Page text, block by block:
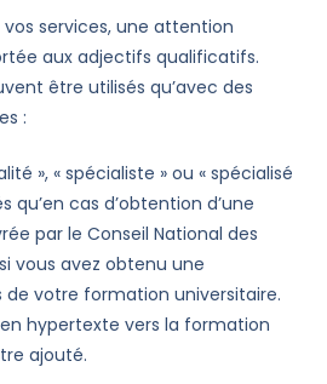
services, une attention
aux adjectifs qualificatifs.
être utilisés qu’avec des
:
», « spécialiste » ou « spécialisé
qu’en cas d’obtention d’une
par le Conseil National des
vous avez obtenu une
de votre formation universitaire.
hypertexte vers la formation
ajouté.